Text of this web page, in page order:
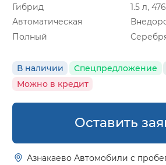
Гибрид
1.5 л,
Автоматическая
Полный
В наличии Спецпредложение
Можно в кредит
Оставить
Азнакаево Автомобили с